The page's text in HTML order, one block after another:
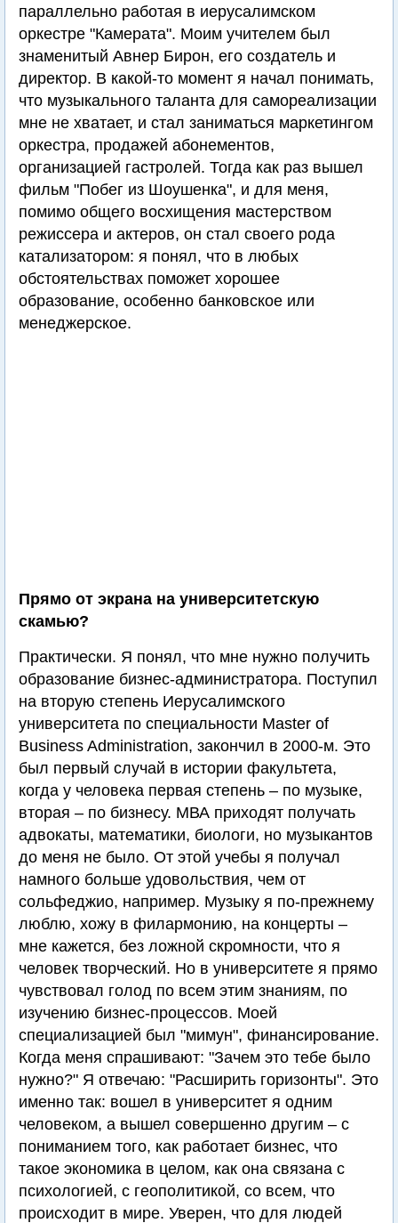
параллельно работая в иерусалимском
оркестре "Камерата". Моим учителем был
знаменитый Авнер Бирон, его создатель и
директор. В какой-то момент я начал понимать,
что музыкального таланта для самореализации
мне не хватает, и стал заниматься маркетингом
оркестра, продажей абонементов,
организацией гастролей. Тогда как раз вышел
фильм "Побег из Шоушенка", и для меня,
помимо общего восхищения мастерством
режиссера и актеров, он стал своего рода
катализатором: я понял, что в любых
обстоятельствах поможет хорошее
образование, особенно банковское или
менеджерское.
Прямо от экрана на университетскую
скамью?
Практически. Я понял, что мне нужно получить
образование бизнес-администратора. Поступил
на вторую степень Иерусалимского
университета по специальности Master of
Business Administration, закончил в 2000-м. Это
был первый случай в истории факультета,
когда у человека первая степень – по музыке,
вторая – по бизнесу. МВА приходят получать
адвокаты, математики, биологи, но музыкантов
до меня не было. От этой учебы я получал
намного больше удовольствия, чем от
сольфеджио, например. Музыку я по-прежнему
люблю, хожу в филармонию, на концерты –
мне кажется, без ложной скромности, что я
человек творческий. Но в университете я прямо
чувствовал голод по всем этим знаниям, по
изучению бизнес-процессов. Моей
специализацией был "мимун", финансирование.
Когда меня спрашивают: "Зачем это тебе было
нужно?" Я отвечаю: "Расширить горизонты". Это
именно так: вошел в университет я одним
человеком, а вышел совершенно другим – с
пониманием того, как работает бизнес, что
такое экономика в целом, как она связана с
психологией, с геополитикой, со всем, что
происходит в мире. Уверен, что для людей